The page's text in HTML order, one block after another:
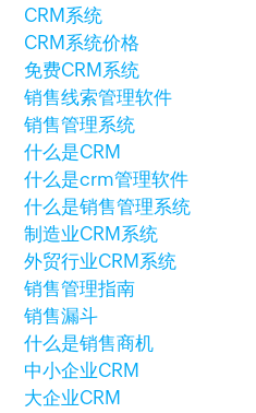
CRM系统
CRM系统价格
免费CRM系统
销售线索管理软件
销售管理系统
什么是CRM
什么是crm管理软件
什么是销售管理系统
制造业CRM系统
外贸行业CRM系统
销售管理指南
销售漏斗
什么是销售商机
中小企业CRM
大企业CRM